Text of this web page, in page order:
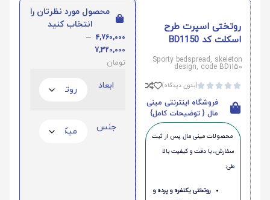
روتختی اسپرت طرح
اسکلت کد BD1150
Sporty bedspread, skeleton
design, code BD1150




(بدون دیدگاه)
فروشگاه اینترنتی مینی
مال { توضیحات کامل}
محصولات مینی‌ مال پس از ثبت
سفارش، با دقت و کیفیت بالا
طی:
روتختی یکنفره و پرده و
محصول مورد نظرتان را
انتخاب کنید
4,760,000
–
7,320,000
تومان
ابعاد
جنس